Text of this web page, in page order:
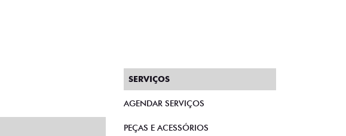
SERVIÇOS
AGENDAR SERVIÇOS
PEÇAS E ACESSÓRIOS